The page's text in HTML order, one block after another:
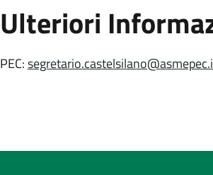
Ulteriori
PEC: